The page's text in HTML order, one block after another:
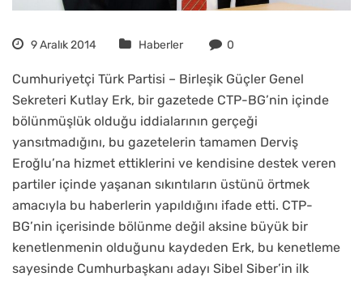
9 Aralık 2014 Haberler 0
Cumhuriyetçi Türk Partisi – Birleşik Güçler Genel
Sekreteri Kutlay Erk, bir gazetede CTP-BG’nin içinde
bölünmüşlük olduğu iddialarının gerçeği
yansıtmadığını, bu gazetelerin tamamen Derviş
Eroğlu’na hizmet ettiklerini ve kendisine destek veren
partiler içinde yaşanan sıkıntıların üstünü örtmek
amacıyla bu haberlerin yapıldığını ifade etti. CTP-
BG’nin içerisinde bölünme değil aksine büyük bir
kenetlenmenin olduğunu kaydeden Erk, bu kenetleme
sayesinde Cumhurbaşkanı adayı Sibel Siber’in ilk